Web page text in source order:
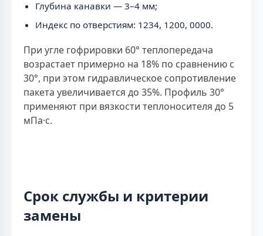
Глубина канавки — 3–4 мм;
Индекс по отверстиям: 1234, 1200, 0000.
При угле гофрировки 60° теплопередача
возрастает примерно на 18% по сравнению с
30°, при этом гидравлическое сопротивление
пакета увеличивается до 35%. Профиль 30°
применяют при вязкости теплоносителя до 5
мПа·с.
Срок службы и критерии
замены